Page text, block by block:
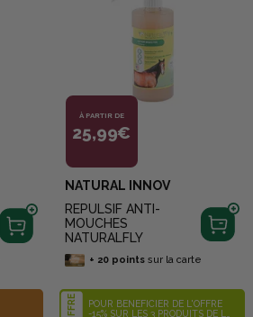
À PARTIR DE
25,99€
NATURAL INNOV
REPULSIF ANTI-
MOUCHES
NATURALFLY
+ 20pointssur la carte
OFFRE
POUR BÉNÉFICIER DE L'OFFRE
-15% SUR LES 3 PRODUITS DE LA